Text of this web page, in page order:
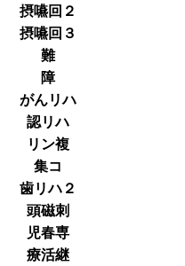
摂嚥回２
摂嚥回３
難
障
がんリハ
認リハ
リン複
集コ
歯リハ２
頭磁刺
児春専
療活継